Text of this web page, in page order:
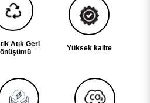
Atık Geri
Yüksek kalite